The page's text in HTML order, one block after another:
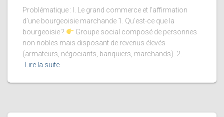
Problématique : I. Le grand commerce et l’affirmation
d’une bourgeoisie marchande 1. Qu’est-ce que la
bourgeoisie ?
Groupe social composé de personnes
non nobles mais disposant de revenus élevés
(armateurs, négociants, banquiers, marchands). 2.
Lire la suite